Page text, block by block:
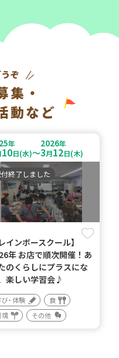
集・
動など
年
10日(水)～
2026年
3月12日(木)
付終了しました
インボースクール】
年 お店で順次開催！あ
のくらしにプラスにな
楽しい学習会♪
・体験
食
境
その他